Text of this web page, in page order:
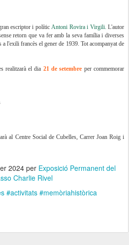
escriptor i polític Antoni Rovira i Virgili. L'autor
retorn que va fer amb la seva família i diverses
l'exili francès el gener de 1939. Tot acompanyat de
realitzarà el dia 21 de setembre per commemorar
al Centre Social de Cubelles, Carrer Joan Roig i
2024 per Exposició Permanent del
Charlie Rivel
#activitats #memòriahistòrica